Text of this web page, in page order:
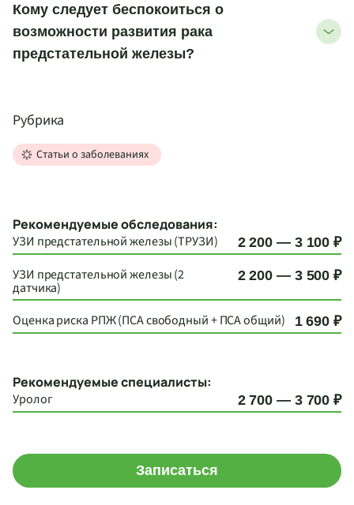
Кому следует беспокоиться о
возможности развития рака
предстательной железы?
Рубрика
Статьи о заболеваниях
Рекомендуемые обследования:
УЗИ предстательной железы (ТРУЗИ)
2 200 — 3 100 ₽
УЗИ предстательной железы (2
датчика)
2 200 — 3 500 ₽
Оценка риска РПЖ (ПСА свободный + ПСА общий) 1 690 ₽
Рекомендуемые специалисты:
Уролог
2 700 — 3 700 ₽
Записаться